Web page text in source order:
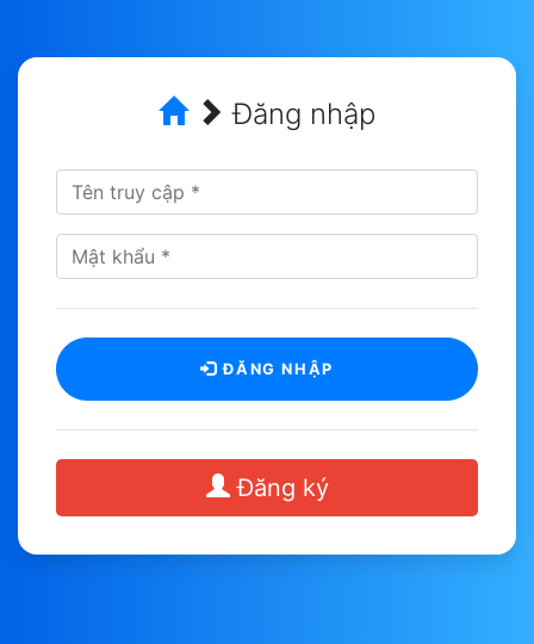
Đăng nhập
ĐĂNG NHẬP
Đăng ký